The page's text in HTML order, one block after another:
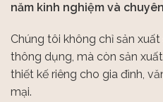
năm kinh nghiệm và
Chúng tôi không chỉ sản
thông dụng, mà còn sản
thiết kế riêng cho gia đình,
mại.